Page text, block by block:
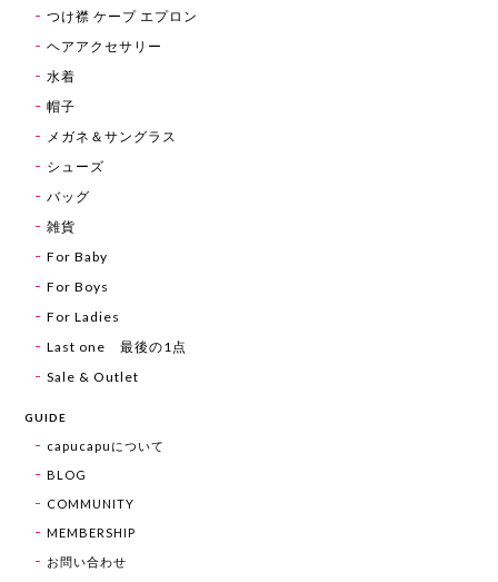
つけ襟 ケープ エプロン
ヘアアクセサリー
水着
帽子
メガネ＆サングラス
シューズ
バッグ
雑貨
For Baby
For Boys
For Ladies
Last one 最後の1点
Sale & Outlet
GUIDE
capucapuについて
BLOG
COMMUNITY
MEMBERSHIP
お問い合わせ